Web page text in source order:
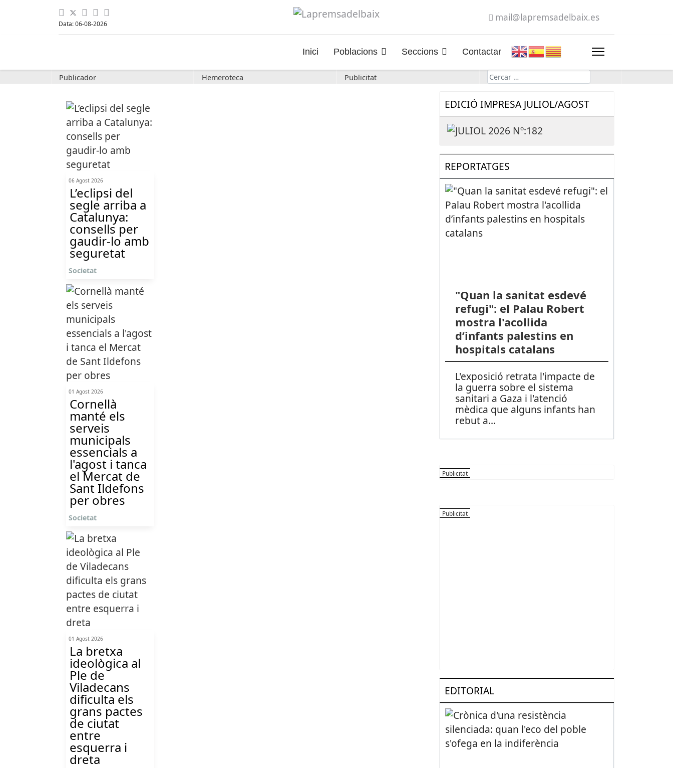
Data: 06-08-2026
mail@lapremsadelbaix.es
Inici Poblacions Seccions Contactar
Publicador Hemeroteca Publicitat Cerca
06 Agost 2026
L’eclipsi del
segle arriba a
Catalunya:
consells per
gaudir-lo amb
seguretat
Societat
01 Agost 2026
Cornellà
manté els
serveis
municipals
essencials a
l'agost i tanca
el Mercat de
Sant Ildefons
per obres
Societat
01 Agost 2026
La bretxa
ideològica al
Ple de
Viladecans
dificulta els
grans pactes
de ciutat
entre
esquerra i
dreta
EDICIÓ IMPRESA JULIOL/AGOST
REPORTATGES
"Quan la sanitat esdevé
refugi": el Palau Robert
mostra l'acollida
d’infants palestins en
hospitals catalans
L'exposició retrata l'impacte de
la guerra sobre el sistema
sanitari a Gaza i l'atenció
mèdica que alguns infants han
rebut a...
EDITORIAL